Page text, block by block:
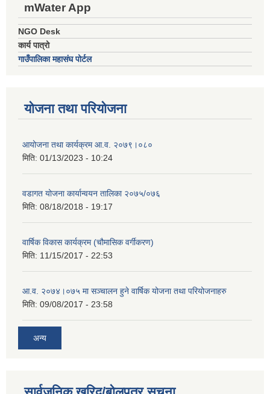
mWater App
NGO Desk
कार्य पात्रो
गाउँपालिका महासंघ पोर्टल
योजना तथा परियोजना
आयोजना तथा कार्यक्रम आ.व. २०७९।०८०
मिति: 01/13/2023 - 10:24
वडागत योजना कार्यान्वयन तालिका २०७५/०७६
मिति: 08/18/2018 - 19:17
वार्षिक विकास कार्यक्रम (चौमासिक वर्गीकरण)
मिति: 11/15/2017 - 22:53
आ.व. २०७४।०७५ मा सञ्चालन हुने वार्षिक योजना तथा परियोजनाहरु
मिति: 09/08/2017 - 23:58
अन्य